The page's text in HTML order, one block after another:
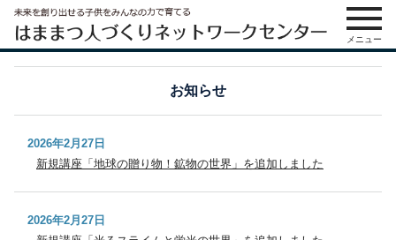
メニュー
お知らせ
2026年2月27日
新規講座「地球の贈り物！鉱物の世界」を追加しました
2026年2月27日